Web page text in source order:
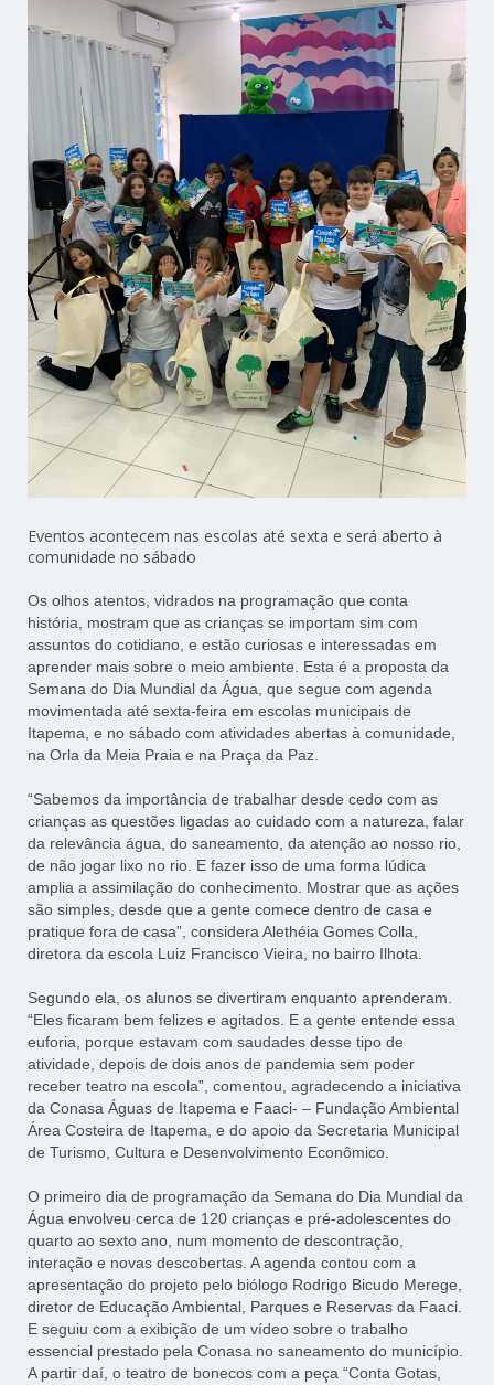
Eventos acontecem nas escolas até sexta e será aberto à
comunidade no sábado
Os olhos atentos, vidrados na programação que conta
história, mostram que as crianças se importam sim com
assuntos do cotidiano, e estão curiosas e interessadas em
aprender mais sobre o meio ambiente. Esta é a proposta da
Semana do Dia Mundial da Água, que segue com agenda
movimentada até sexta-feira em escolas municipais de
Itapema, e no sábado com atividades abertas à comunidade,
na Orla da Meia Praia e na Praça da Paz.
“Sabemos da importância de trabalhar desde cedo com as
crianças as questões ligadas ao cuidado com a natureza, falar
da relevância água, do saneamento, da atenção ao nosso rio,
de não jogar lixo no rio. E fazer isso de uma forma lúdica
amplia a assimilação do conhecimento. Mostrar que as ações
são simples, desde que a gente comece dentro de casa e
pratique fora de casa”, considera Alethéia Gomes Colla,
diretora da escola Luiz Francisco Vieira, no bairro Ilhota.
Segundo ela, os alunos se divertiram enquanto aprenderam.
“Eles ficaram bem felizes e agitados. E a gente entende essa
euforia, porque estavam com saudades desse tipo de
atividade, depois de dois anos de pandemia sem poder
receber teatro na escola”, comentou, agradecendo a iniciativa
da Conasa Águas de Itapema e Faaci- – Fundação Ambiental
Área Costeira de Itapema, e do apoio da Secretaria Municipal
de Turismo, Cultura e Desenvolvimento Econômico.
O primeiro dia de programação da Semana do Dia Mundial da
Água envolveu cerca de 120 crianças e pré-adolescentes do
quarto ao sexto ano, num momento de descontração,
interação e novas descobertas. A agenda contou com a
apresentação do projeto pelo biólogo Rodrigo Bicudo Merege,
diretor de Educação Ambiental, Parques e Reservas da Faaci.
E seguiu com a exibição de um vídeo sobre o trabalho
essencial prestado pela Conasa no saneamento do município.
A partir daí, o teatro de bonecos com a peça “Conta Gotas,